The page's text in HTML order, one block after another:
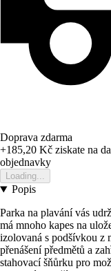
Doprava zdarma
+185,20 Kč ziskate na
objednavky
Loading...
Popis
Parka na plavání vás
má mnoho kapes na
izolovaná s podšívkou z
přenášení předmětů a
stahovací šňůrku pro